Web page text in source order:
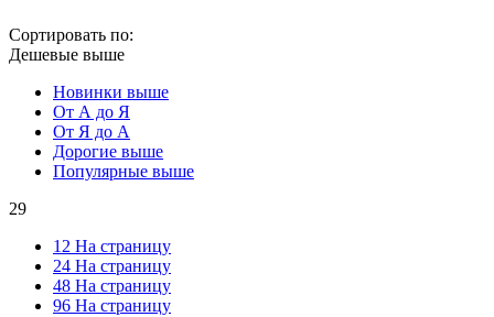
Сортировать по:
Дешевые выше
Новинки выше
От А до Я
От Я до А
Дорогие выше
Популярные выше
29
12 На страницу
24 На страницу
48 На страницу
96 На страницу